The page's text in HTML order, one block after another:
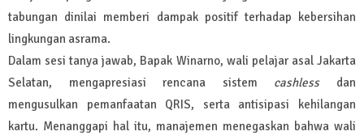
tabungan dinilai memberi dampak positif terhadap kebersihan
lingkungan asrama.
Dalam sesi tanya jawab, Bapak Winarno, wali pelajar asal Jakarta
Selatan, mengapresiasi rencana sistem cashlessdan
mengusulkan pemanfaatan QRIS, serta antisipasi kehilangan
kartu. Menanggapi hal itu, manajemen menegaskan bahwa wali